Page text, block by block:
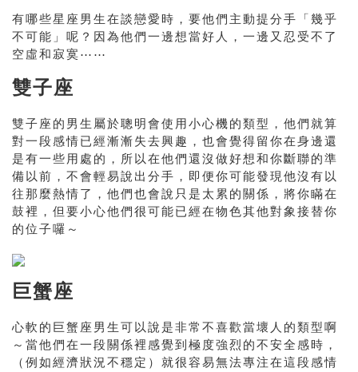
有哪些星座男生在談戀愛時，要他們主動提分手「幾乎
不可能」呢？因為他們一邊想當好人，一邊又忍受不了
空虛和寂寞⋯⋯
雙子座
雙子座的男生屬於聰明會使用小心機的類型，他們就算
對一段感情已經漸漸失去興趣，也會覺得留你在身邊還
是有一些用處的，所以在他們還沒做好想和你斷聯的準
備以前，不會輕易說出分手，即便你可能發現他沒有以
往那麼熱情了，他們也會說只是太累的關係，將你瞞在
鼓裡，但要小心他們很可能已經在物色其他對象接替你
的位子囉～
巨蟹座
心軟的巨蟹座男生可以說是非常不喜歡當壞人的類型啊
～當他們在一段關係裡感覺到極度強烈的不安全感時，
（例如經濟狀況不穩定）就很容易無法專注在這段感情